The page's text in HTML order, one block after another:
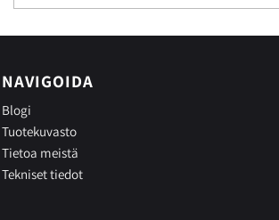
NAVIGOIDA
Blogi
Tuotekuvasto
Tietoa meistä
Tekniset tiedot